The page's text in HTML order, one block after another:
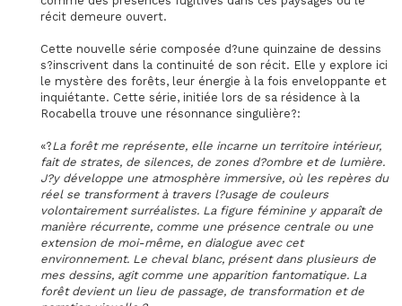
récit demeure ouvert.
Cette nouvelle série composée d?une quinzaine de dessins
s?inscrivent dans la continuité de son récit. Elle y explore ici
le mystère des forêts, leur énergie à la fois enveloppante et
inquiétante. Cette série, initiée lors de sa résidence à la
Rocabella trouve une résonnance singulière?:
«?La forêt me représente, elle incarne un territoire intérieur,
fait de strates, de silences, de zones d?ombre et de lumière.
J?y développe une atmosphère immersive, où les repères du
réel se transforment à travers l?usage de couleurs
volontairement surréalistes. La figure féminine y apparaît de
manière récurrente, comme une présence centrale ou une
extension de moi-même, en dialogue avec cet
environnement. Le cheval blanc, présent dans plusieurs de
mes dessins, agit comme une apparition fantomatique. La
forêt devient un lieu de passage, de transformation et de